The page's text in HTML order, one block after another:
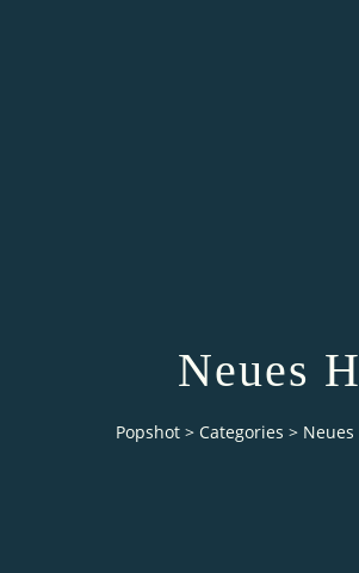
Neues
Popshot > Categories >